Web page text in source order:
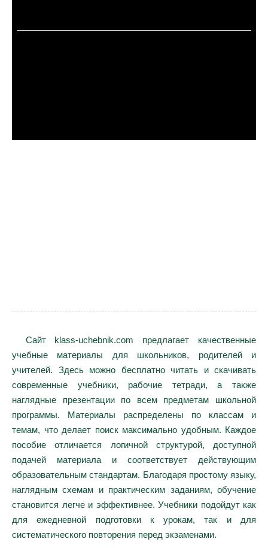
Сайт klass-uchebnik.com предлагает качественные
учебные материалы для школьников, родителей и
учителей. Здесь можно бесплатно читать и скачивать
современные учебники, рабочие тетради, а также
наглядные презентации по всем предметам школьной
программы. Материалы распределены по классам и
темам, что делает поиск максимально удобным. Каждое
пособие отличается логичной структурой, доступной
подачей материала и соответствует действующим
образовательным стандартам. Благодаря простому языку,
наглядным схемам и практическим заданиям, обучение
становится легче и эффективнее. Учебники подойдут как
для ежедневной подготовки к урокам, так и для
систематического повторения перед экзаменами.